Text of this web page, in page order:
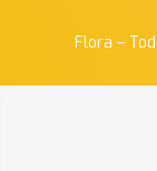
Flora –